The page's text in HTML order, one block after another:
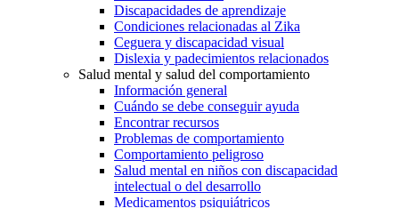
Discapacidades de aprendizaje
Condiciones relacionadas al Zika
Ceguera y discapacidad visual
Dislexia y padecimientos relacionados
Salud mental y salud del comportamiento
Información general
Cuándo se debe conseguir ayuda
Encontrar recursos
Problemas de comportamiento
Comportamiento peligroso
Salud mental en niños con discapacidad
intelectual o del desarrollo
Medicamentos psiquiátricos